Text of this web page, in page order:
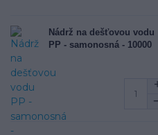
Nádrž na dešťovou vodu
PP - samonosná - 10000